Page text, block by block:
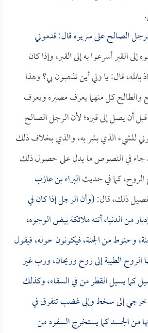
الصالح على سريره قال: قدموني
القبر أسرعوا به إلى القبر، وإذا كان
قال: يا ولي أين تذهبون بي؟ وهذا
والطالح كل منهما يعرف مصيره ويعرف
أن يصل إلى قبره؛ لأن الرجل الصالح
للشيء الذي بشر به، والذي بخلاف ذلك
جاء في النصوص ما يدل على حصول ذلك
كما في حديثالبراء بن عازب
ذلك، قال: (وأن الرجل إذا كان في
من الدنيا، أتته ملائكة بيض الوجوه،
وحنوط من الجنة، فيكونون حوله، فيقول
الروح الطيبة إلى روح وريحان، ورب غير
كما يسيل القطر من في السقاء، وكذلك
اخرجي إلى سخط وإلى غضب تتفرق في
من الجسد كما يستخرج السفود من